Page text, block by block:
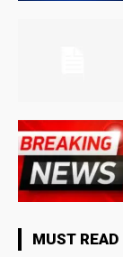
MUST READ